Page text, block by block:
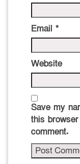
Email *
Website
Save my
this
comment.